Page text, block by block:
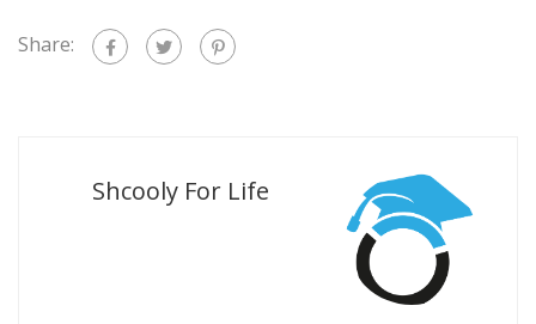
Share:
Shcooly For Life